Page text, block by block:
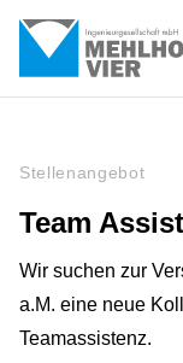
Stellenangebot
Team
Wir suchen zur
a.M. eine neue
Teamassistenz.